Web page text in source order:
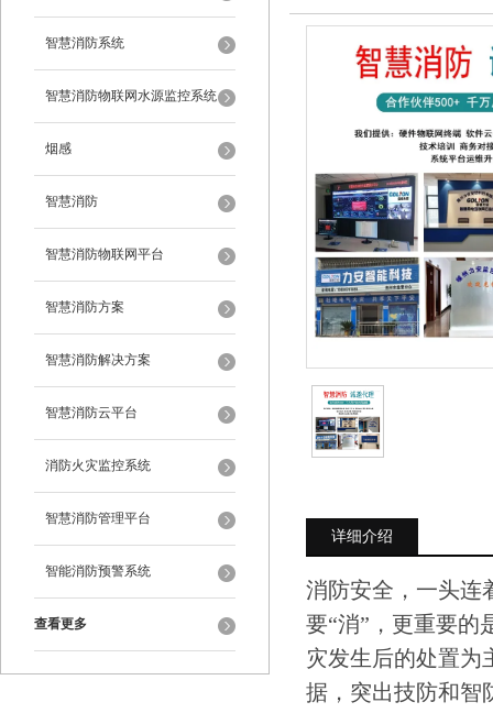
智慧消防系统
智慧消防物联网水源监控系统
烟感
智慧消防
智慧消防物联网平台
智慧消防方案
智慧消防解决方案
智慧消防云平台
消防火灾监控系统
智慧消防管理平台
智能消防预警系统
查看更多
详细介绍
消防安全，一头连
要“消”，更重要的
灾发生后的处置为
据，突出技防和智